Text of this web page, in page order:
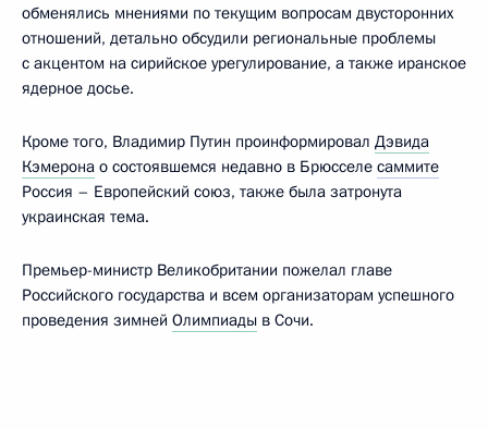
обменялись мнениями по текущим вопросам двусторонних
отношений, детально обсудили региональные проблемы
с акцентом на сирийское урегулирование, а также иранское
ядерное досье.
Кроме того, Владимир Путин проинформировал Дэвида
Кэмерона о состоявшемся недавно в Брюсселе саммите
Россия – Европейский союз, также была затронута
украинская тема.
Премьер-министр Великобритании пожелал главе
Российского государства и всем организаторам успешного
проведения зимней Олимпиады в Сочи.